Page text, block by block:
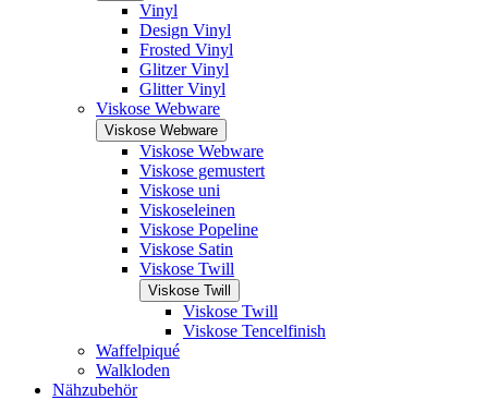
Vinyl
Design Vinyl
Frosted Vinyl
Glitzer Vinyl
Glitter Vinyl
Viskose Webware
Viskose Webware
Viskose Webware
Viskose gemustert
Viskose uni
Viskoseleinen
Viskose Popeline
Viskose Satin
Viskose Twill
Viskose Twill
Viskose Twill
Viskose Tencelfinish
Waffelpiqué
Walkloden
Nähzubehör